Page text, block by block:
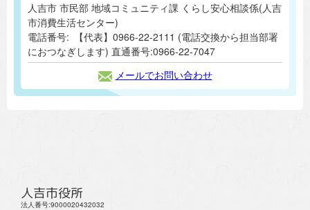
人吉市 市民部 地域コミュニティ課 くらし安心相談係(人吉
市消費生活センター)
電話番号:
【代表】0966-22-2111 (電話交換から担当部署
におつなぎします) 直通番号:0966-22-7047
メールでお問い合わせ
人吉市役所
法人番号:9000020432032